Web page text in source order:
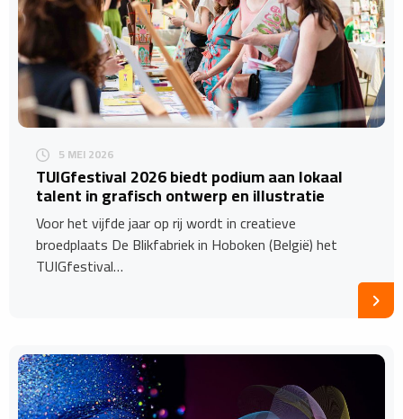
5 MEI 2026
TUIGfestival 2026 biedt podium aan lokaal
talent in grafisch ontwerp en illustratie
Voor het vijfde jaar op rij wordt in creatieve
broedplaats De Blikfabriek in Hoboken (België) het
TUIGfestival…